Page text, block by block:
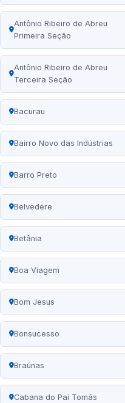
Antônio Ribeiro de Abreu
Primeira Seção
Antônio Ribeiro de Abreu
Terceira Seção
Bacurau
Bairro Novo das Indústrias
Barro Preto
Belvedere
Betânia
Boa Viagem
Bom Jesus
Bonsucesso
Braúnas
Cabana do Pai Tomás